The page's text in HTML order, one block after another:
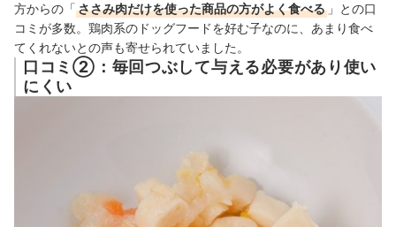
方からの「ささみ肉だけを使った商品の方がよく食べる 」との口
コミが多数。鶏肉系のドッグフードを好む子なのに、あまり食べ
てくれないとの声も寄せられていました。
口コミ②：毎回つぶして与える必要があり使い
にくい